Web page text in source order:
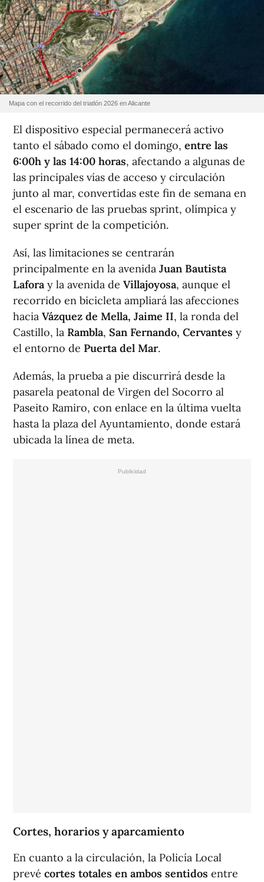
Mapa con el recorrido del triatlón 2026 en Alicante
El dispositivo especial permanecerá activo
tanto el sábado como el domingo, entre las
6:00h y las 14:00 horas, afectando a algunas de
las principales vías de acceso y circulación
junto al mar, convertidas este fin de semana en
el escenario de las pruebas sprint, olímpica y
super sprint de la competición.
Así, las limitaciones se centrarán
principalmente en la avenida Juan Bautista
Lafora y la avenida de Villajoyosa, aunque el
recorrido en bicicleta ampliará las afecciones
hacia Vázquez de Mella, Jaime II, la ronda del
Castillo, la Rambla, San Fernando, Cervantes y
el entorno de Puerta del Mar.
Además, la prueba a pie discurrirá desde la
pasarela peatonal de Virgen del Socorro al
Paseito Ramiro, con enlace en la última vuelta
hasta la plaza del Ayuntamiento, donde estará
ubicada la línea de meta.
Cortes, horarios y aparcamiento
En cuanto a la circulación, la Policía Local
prevé cortes totales en ambos sentidos entre